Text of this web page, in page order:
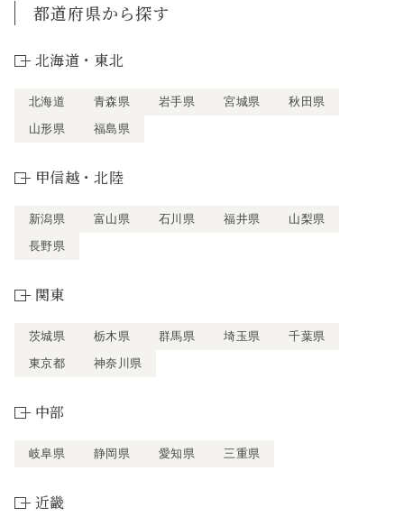
都道府県から探す
北海道・東北
北海道 青森県 岩手県 宮城県
秋田県
山形県
福島県
甲信越・北陸
新潟県 富山県 石川県 福井県
山梨県
長野県
関東
茨城県 栃木県 群馬県 埼玉県
千葉県
東京都
神奈川県
中部
岐阜県 静岡県 愛知県 三重県
近畿